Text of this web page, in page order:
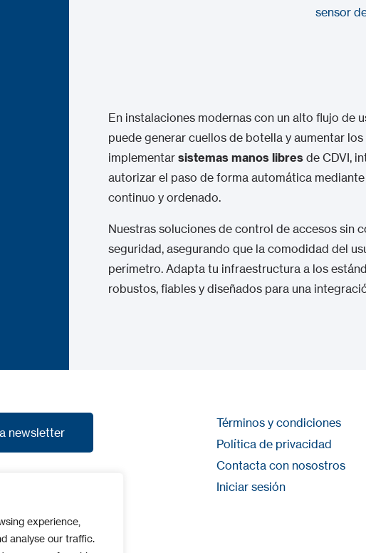
experience,
analyse our traffic.
sensor
En instalaciones modernas con un alto flujo de
puede generar cuellos de botella y aumentar
implementarsistemas manos libres de CDVI,
autorizar el paso de forma automática
continuo y ordenado.
Nuestras soluciones de control de accesos
seguridad, asegurando que la comodidad del
perímetro. Adapta tu infraestructura a los
robustos, fiables y diseñados para una
newsletter
y avances de
Términos y condiciones
Política de privacidad
Contacta con nosostros
Iniciar sesión